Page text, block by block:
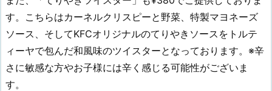
す。こちらはカーネルクリスピーと野菜、特製マヨネーズ
ソース、そしてKFCオリジナルのてりやきソースをトルテ
ィーヤで包んだ和風味のツイスターとなっております。※辛
さに敏感な方やお子様には辛く感じる可能性がございま
す。